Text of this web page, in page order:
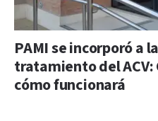
PAMI se incorporó a
tratamiento del
cómo funcionará